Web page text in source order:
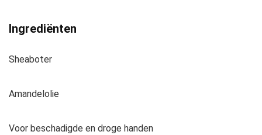
Ingrediënten
Sheaboter
Amandelolie
Voor beschadigde en droge handen